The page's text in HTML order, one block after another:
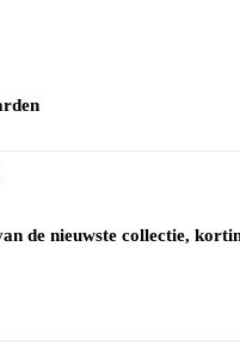
de nieuwste collectie,